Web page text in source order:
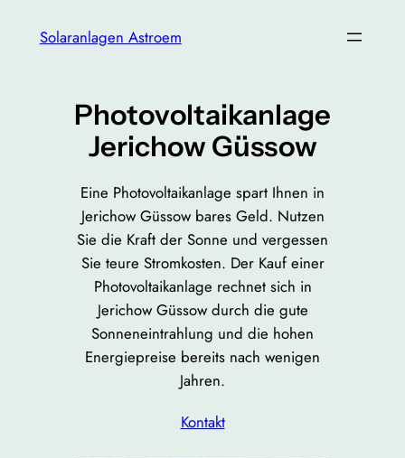
InhaltSolaranlagen Astroem
Photovoltaikanlage
Jerichow Güssow
Eine Photovoltaikanlage spart Ihnen in
Jerichow Güssow bares Geld. Nutzen
Sie die Kraft der Sonne und vergessen
Sie teure Stromkosten. Der Kauf einer
Photovoltaikanlage rechnet sich in
Jerichow Güssow durch die gute
Sonneneintrahlung und die hohen
Energiepreise bereits nach wenigen
Jahren.
Kontakt